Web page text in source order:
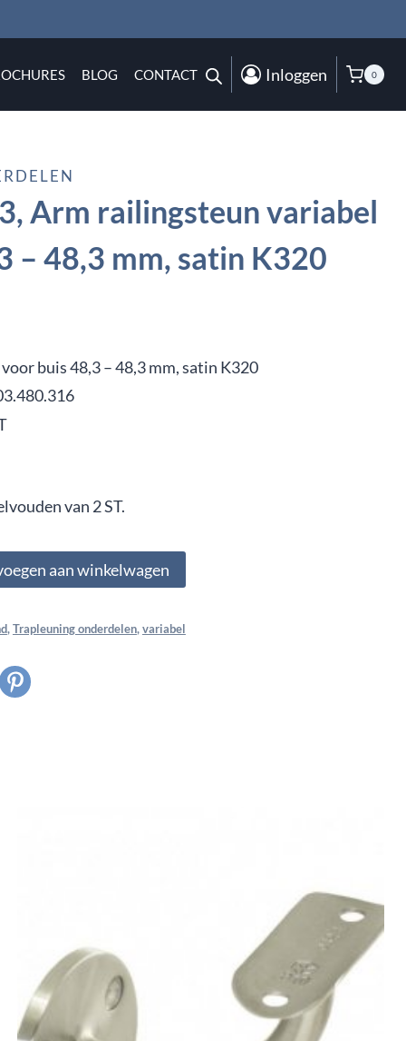
BLOG CONTACT Inloggen 0
Arm railingsteun variabel
– 48,3 mm, satin K320
buis 48,3 – 48,3 mm, satin K320
van 2 ST.
aan winkelwagen
, Trapleuning onderdelen, variabel